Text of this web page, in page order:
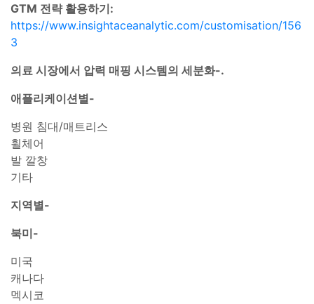
GTM 전략 활용하기:
https://www.insightaceanalytic.com/customisation/156
3
의료 시장에서 압력 매핑 시스템의 세분화-.
애플리케이션별-
병원 침대/매트리스
휠체어
발 깔창
기타
지역별-
북미-
미국
캐나다
멕시코